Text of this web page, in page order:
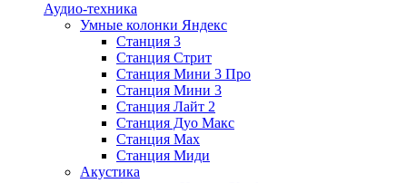
Аудио-техника
Умные колонки Яндекс
Станция 3
Станция Стрит
Станция Мини 3 Про
Станция Мини 3
Станция Лайт 2
Станция Дуо Макс
Станция Max
Станция Миди
Акустика